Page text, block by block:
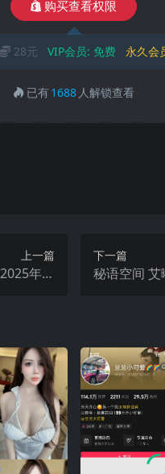
购买查看权限
28元 VIP会员: 免费 永久会
已有1688 人解锁查看
上一篇
年最
下一篇
秘语空间 艾